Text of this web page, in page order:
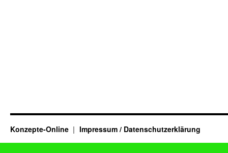
Konzepte-Online Impressum / Datenschutzerklärung